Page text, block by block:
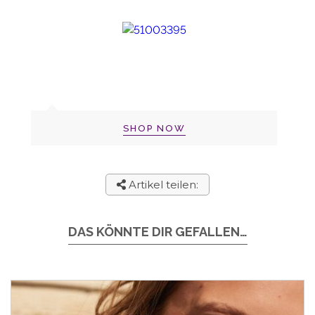
SHOP NOW
Artikel teilen:
DAS KÖNNTE DIR GEFALLEN…